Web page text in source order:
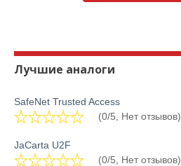
Лучшие аналоги
SafeNet Trusted Access
(0/5, Нет отзывов)
JaCarta U2F
(0/5, Нет отзывов)